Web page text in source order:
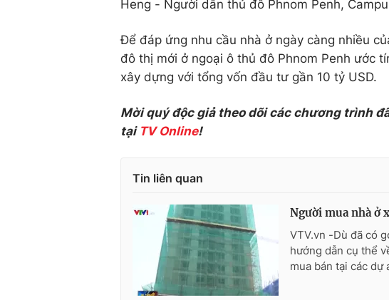
Heng - Người dân thủ đô Phnom Penh,
Để đáp ứng nhu cầu nhà ở ngày càng nhiều
đô thị mới ở ngoại ô thủ đô Phnom Penh ước
xây dựng với tổng vốn đầu tư gần 10 tỷ USD.
Mời quý độc giả theo dõi các chương trình
tại TV Online!
Tin liên quan
Người mua nhà ở
VTV.vn -Dù đã có
hướng dẫn cụ thể
mua bán tại các dự